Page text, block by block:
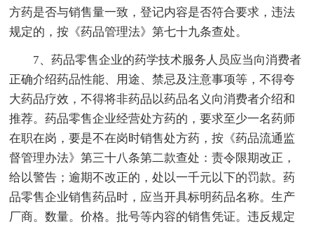
方药是否与销售量一致，登记内容是否符合要求，违法
规定的，按《药品管理法》第七十九条查处。
7、药品零售企业的药学技术服务人员应当向消费者
正确介绍药品性能、用途、禁忌及注意事项等，不得夸
大药品疗效，不得将非药品以药品名义向消费者介绍和
推荐。药品零售企业经营处方药的，要求至少一名药师
在职在岗，要是不在岗时销售处方药，按《药品流通监
督管理办法》第三十八条第二款查处：责令限期改正，
给以警告；逾期不改正的，处以一千元以下的罚款。药
品零售企业销售药品时，应当开具标明药品名称。生产
厂商。数量。价格。批号等内容的销售凭证。违反规定